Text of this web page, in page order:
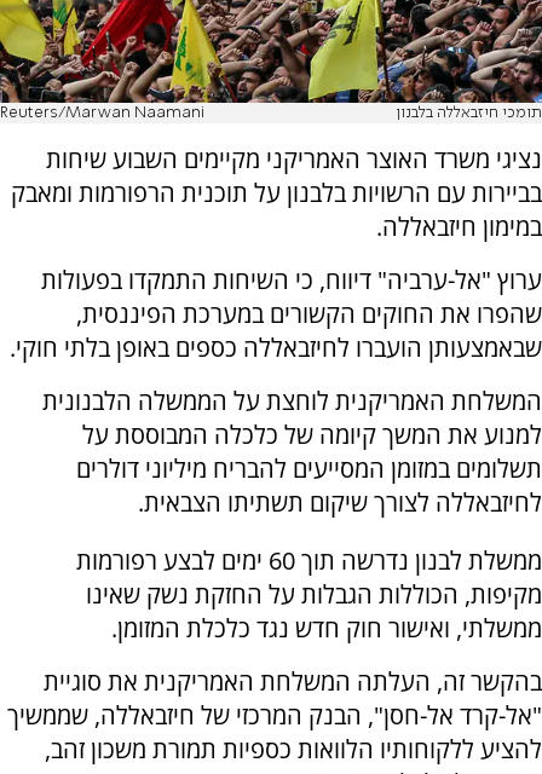
תומכי חיזבאללה בלבנון Reuters/Marwan Naamani
נציגי משרד האוצר האמריקני מקיימים השבוע שיחות
בביירות עם הרשויות בלבנון על תוכנית הרפורמות ומאבק
במימון חיזבאללה.
ערוץ "אל-ערביה" דיווח, כי השיחות התמקדו בפעולות
שהפרו את החוקים הקשורים במערכת הפיננסית,
שבאמצעותן הועברו לחיזבאללה כספים באופן בלתי חוקי.
המשלחת האמריקנית לוחצת על הממשלה הלבנונית
למנוע את המשך קיומה של כלכלה המבוססת על
תשלומים במזומן המסייעים להבריח מיליוני דולרים
לחיזבאללה לצורך שיקום תשתיתו הצבאית.
ממשלת לבנון נדרשה תוך 60 ימים לבצע רפורמות
מקיפות, הכוללות הגבלות על החזקת נשק שאינו
ממשלתי, ואישור חוק חדש נגד כלכלת המזומן.
בהקשר זה, העלתה המשלחת האמריקנית את סוגיית
"אל-קרד אל-חסן", הבנק המרכזי של חיזבאללה, שממשיך
להציע ללקוחותיו הלוואות כספיות תמורת משכון זהב,